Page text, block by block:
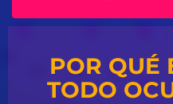
POR QUÉ
TODO